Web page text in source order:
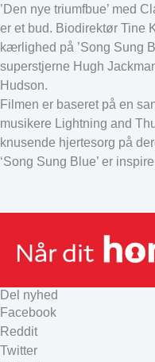
’Den nye triumfbue’ med
er et bud. Biodirektør Tine
kærlighed på ’Song Sung
superstjerne Hugh
Hudson.
Filmen er baseret på en
musikere Lightning and
knusende hjertesorg på
‘Song Sung Blue’ er
Del nyhed
Facebook
Reddit
Twitter